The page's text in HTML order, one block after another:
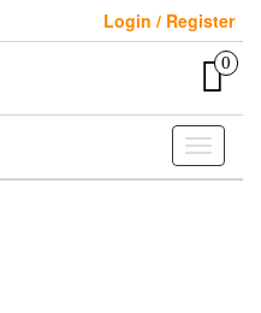
Login / Register
0
Toggle